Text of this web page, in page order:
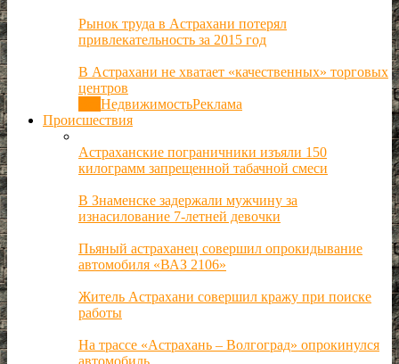
Рынок труда в Астрахани потерял
привлекательность за 2015 год
В Астрахани не хватает «качественных» торговых
центров
НедвижимостьРеклама
Происшествия
Астраханские пограничники изъяли 150
килограмм запрещенной табачной смеси
В Знаменске задержали мужчину за
изнасилование 7-летней девочки
Пьяный астраханец совершил опрокидывание
автомобиля «ВАЗ 2106»
Житель Астрахани совершил кражу при поиске
работы
На трассе «Астрахань – Волгоград» опрокинулся
автомобиль